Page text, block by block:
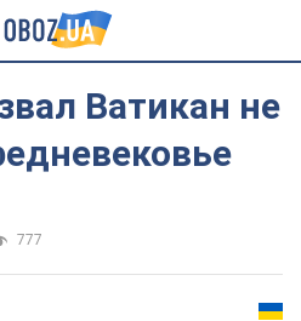
Ватикан не
777